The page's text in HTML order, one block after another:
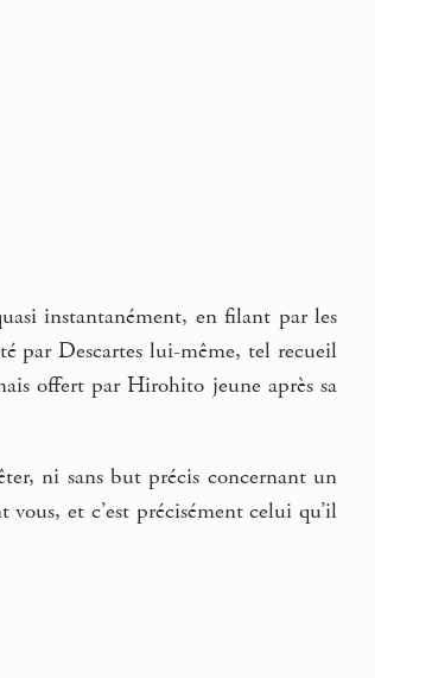
instantanément, en filant par les
par Descartes lui-même, tel recueil
offert par Hirohito jeune après sa
ni sans but précis concernant un
et c’est précisément celui qu’il